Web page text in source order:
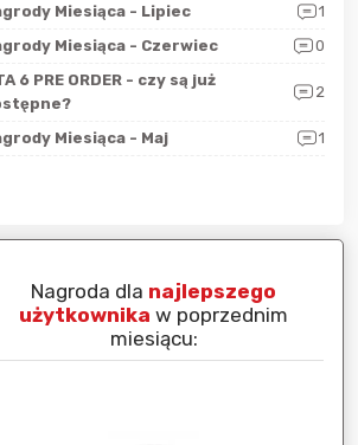
Miesiąca - Lipiec
1
Miesiąca - Czerwiec
0
6 PRE ORDER - czy są już
2
Miesiąca - Maj 1
Nagroda dla najlepszego
użytkownika w poprzednim
miesiącu: